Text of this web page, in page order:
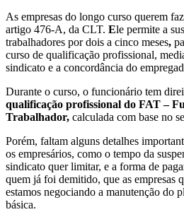
As empresas do longo curso querem
artigo 476-A, da CLT. Ele permite a
trabalhadores por dois a cinco meses,
curso de qualificação profissional,
sindicato e a concordância do
Durante o curso, o funcionário tem
qualificação profissional do FAT –
Trabalhador, calculada com base no
Porém, faltam alguns detalhes
os empresários, como o tempo da
sindicato quer limitar, e a forma de
quem já foi demitido, que as empresas
estamos negociando a manutenção do
básica.